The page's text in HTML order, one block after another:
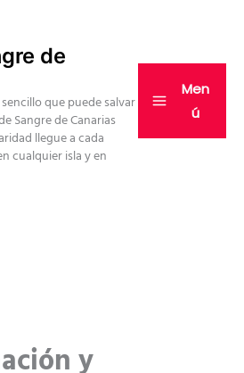
de
que puede salvar
Sangre de Canarias
llegue a cada
cualquier isla y en
Men
ú
y